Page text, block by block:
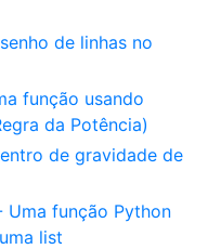
de linhas no
função usando
da Potência)
de gravidade de
Uma função Python
list